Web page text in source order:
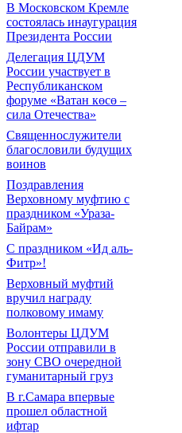
В Московском Кремле
состоялась инаугурация
Президента России
Делегация ЦДУМ
России участвует в
Республиканском
форуме «Ватан көсө –
сила Отечества»
Священнослужители
благословили будущих
воинов
Поздравления
Верховному муфтию с
праздником «Ураза-
Байрам»
С праздником «Ид аль-
Фитр»!
Верховный муфтий
вручил награду
полковому имаму
Волонтеры ЦДУМ
России отправили в
зону СВО очередной
гуманитарный груз
В г.Самара впервые
прошел областной
ифтар